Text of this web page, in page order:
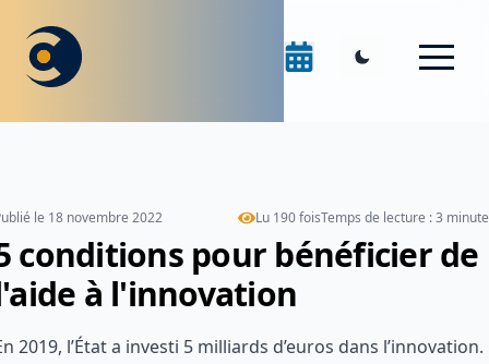
le 18 novembre 2022 Lu 190foisTemps de lecture :3
conditions pour bénéficier de
à l'innovation
2019, l’État a investi 5 milliards d’euros dans l’innovation.